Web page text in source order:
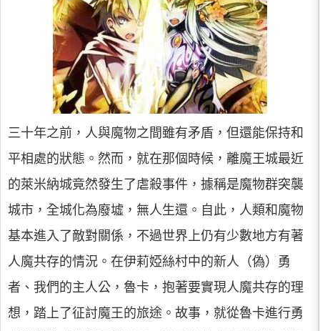
三十年之前，人與魔物之間雖有矛盾，但還能保持和
平相處的狀態。然而，就在那個時候，離魔王城最近
的萊米納城竟然發生了虐殺事件，據稱是魔物群突襲
城市，全城化為廢墟，無人生還。自此，人類和魔物
基本進入了敵對關係，不過世界上仍有少數地方有著
人魔共存的情況。在伊莉婭絲村中的新人（偽）勇
者、我們的主人公，魯卡，抱著要實現人魔共存的理
想，踏上了征討魔王的旅途。故事，就從魯卡進行勇